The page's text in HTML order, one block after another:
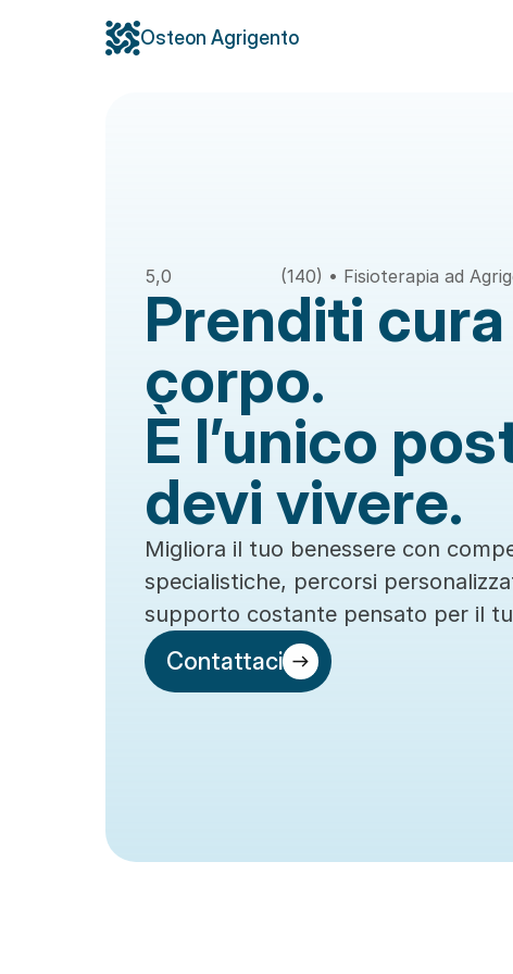
Osteon Agrigento
5,0 (140) • Fisioterapia ad
Prenditi
corpo.
È l’unico
devi vivere.
Migliora il tuo benessere con
specialistiche, percorsi
supporto costante pensato per il
Contattaci